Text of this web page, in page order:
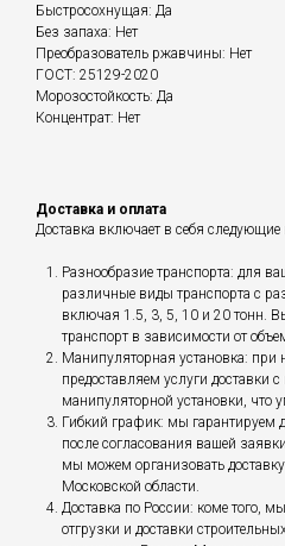
Быстросохнущая: Да
Без запаха: Нет
Преобразователь ржавчины: Нет
ГОСТ: 25129-2020
Морозостойкость: Да
Концентрат: Нет
Доставка и оплата
Доставка включает в себя
Разнообразие транспорта: для
различные виды транспорта с
включая 1.5, 3, 5, 10 и 20 тонн.
транспорт в зависимости от
Манипуляторная установка: при
предоставляем услуги доставки
манипуляторной установки, что
Гибкий график: мы гарантируем
после согласования вашей
мы можем организовать
Московской области.
Доставка по России: коме того,
отгрузки и доставки